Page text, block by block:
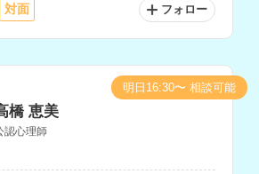
対面 フォロー
橋 恵美
認心理師
明日16:30〜 相談可能